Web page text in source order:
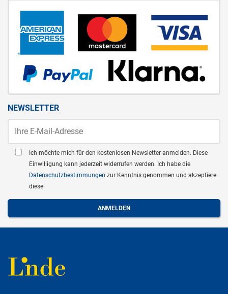
NEWSLETTER
Ich möchte mich für den kostenlosen Newsletter anmelden. Diese
Einwilligung kann jederzeit widerrufen werden. Ich habe die
Datenschutzbestimmungen zur Kenntnis genommen und akzeptiere
diese.